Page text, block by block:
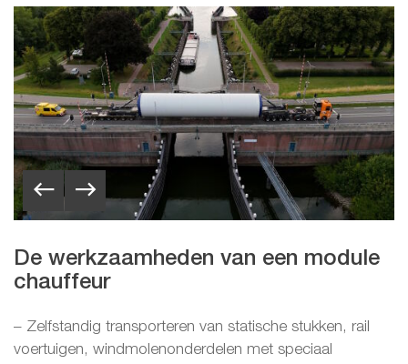
De werkzaamheden van een module
chauffeur
– Zelfstandig transporteren van statische stukken, rail
voertuigen, windmolenonderdelen met speciaal